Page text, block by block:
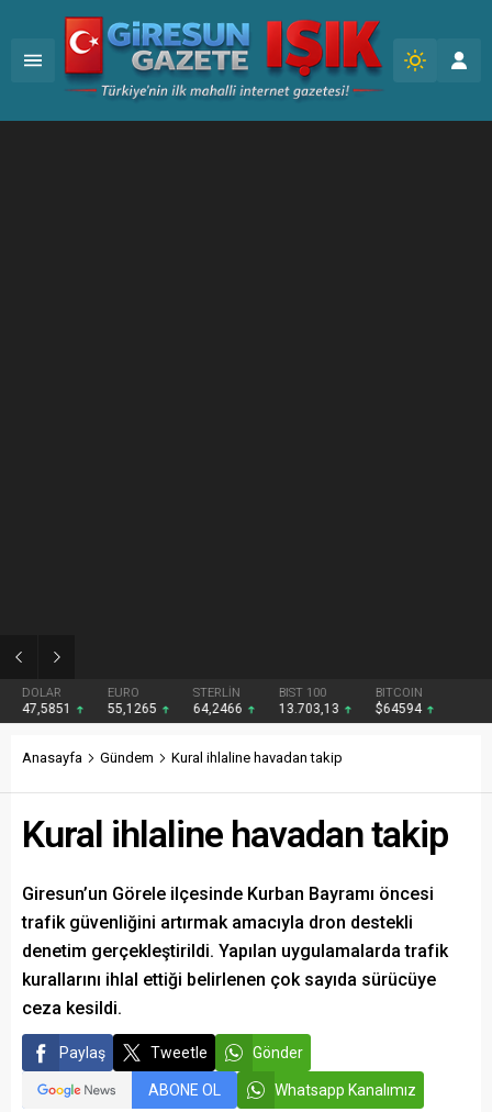
DOLAR
47,5851
EURO
55,1265
STERLİN
64,2466
BIST 100
13.703,13
BITCOIN
$64594
Anasayfa Gündem Kural ihlaline havadan takip
Kural ihlaline havadan takip
Giresun’un Görele ilçesinde Kurban Bayramı öncesi
trafik güvenliğini artırmak amacıyla dron destekli
denetim gerçekleştirildi. Yapılan uygulamalarda trafik
kurallarını ihlal ettiği belirlenen çok sayıda sürücüye
ceza kesildi.
Paylaş Tweetle Gönder
ABONE OL Whatsapp Kanalımız